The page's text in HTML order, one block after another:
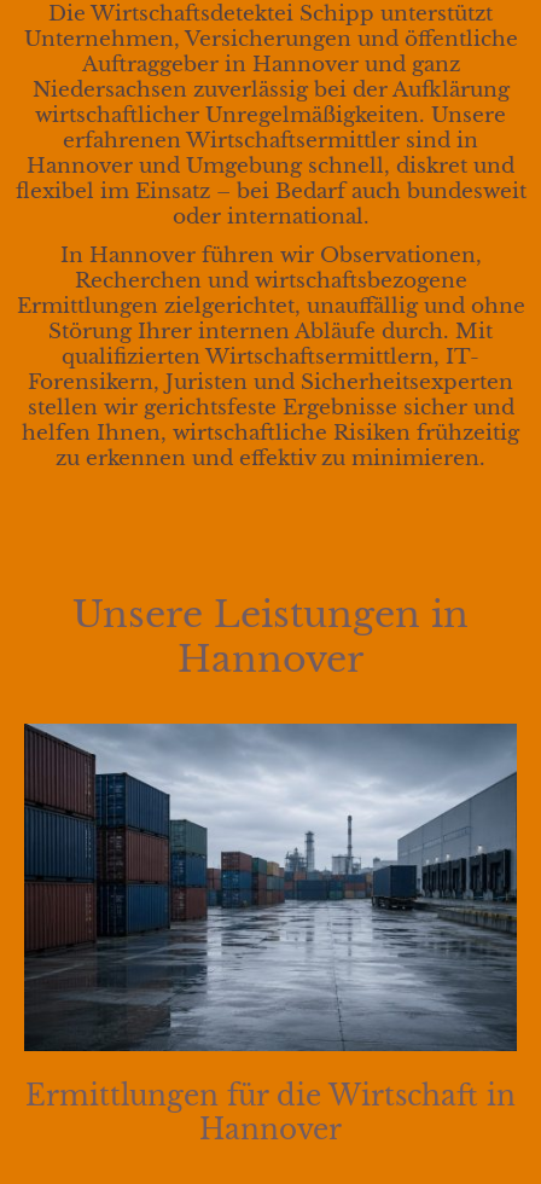
Die Wirtschaftsdetektei Schipp unterstützt
Unternehmen, Versicherungen und öffentliche
Auftraggeber in Hannover und ganz
Niedersachsen zuverlässig bei der Aufklärung
wirtschaftlicher Unregelmäßigkeiten. Unsere
erfahrenen Wirtschaftsermittler sind in
Hannover und Umgebung schnell, diskret und
flexibel im Einsatz – bei Bedarf auch bundesweit
oder international.
In Hannover führen wir Observationen,
Recherchen und wirtschaftsbezogene
Ermittlungen zielgerichtet, unauffällig und ohne
Störung Ihrer internen Abläufe durch. Mit
qualifizierten Wirtschaftsermittlern, IT-
Forensikern, Juristen und Sicherheitsexperten
stellen wir gerichtsfeste Ergebnisse sicher und
helfen Ihnen, wirtschaftliche Risiken frühzeitig
zu erkennen und effektiv zu minimieren.
Unsere Leistungen in
Hannover
Ermittlungen für die Wirtschaft in
Hannover